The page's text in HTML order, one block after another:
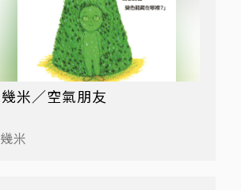
幾米／空氣朋友
幾米